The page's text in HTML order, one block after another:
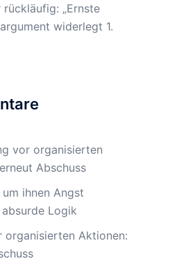
„Ernste
widerlegt 1.
vor organisierten
Abschuss
ihnen Angst
Logik
organisierten Aktionen: